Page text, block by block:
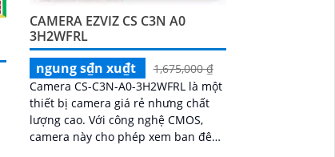
biệt người & phương tiện
CAMERA EZVIZ CS C3N A0
3H2WFRL
ngung s₫n xu₫t
1,675,000 ₫
Camera CS-C3N-A0-3H2WFRL là một
thiết bị camera giá rẻ nhưng chất
lượng cao. Với công nghệ CMOS,
camera này cho phép xem ban đêm